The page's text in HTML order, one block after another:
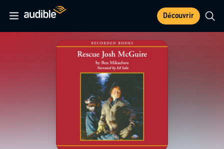
Découvrir